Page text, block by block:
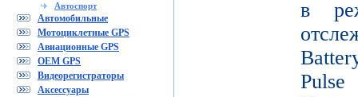
Автоспорт
Автомобильные
Мотоциклетные GPS
Авиационные GPS
OEM GPS
Видеорегистраторы
Аксессуары
в